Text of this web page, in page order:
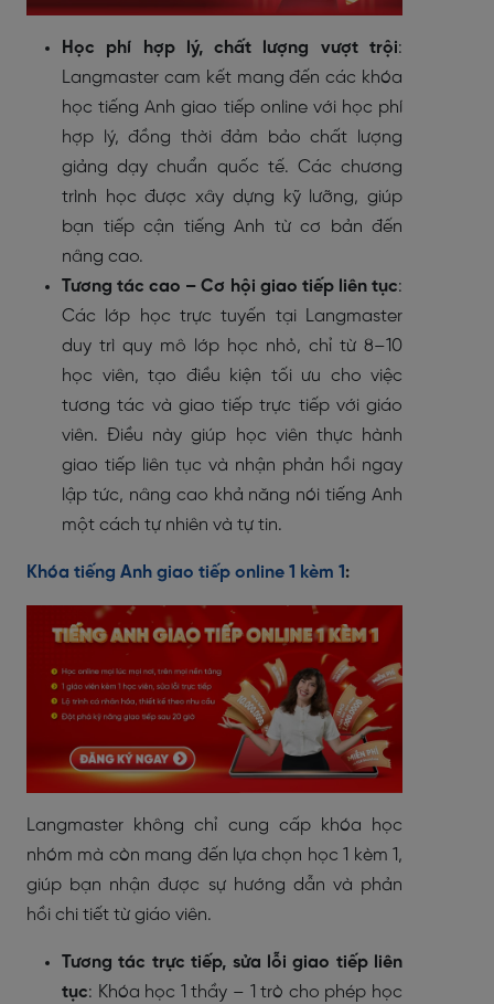
Học phí hợp lý, chất lượng vượt trội:
Langmaster cam kết mang đến các khóa
học tiếng Anh giao tiếp online với học phí
hợp lý, đồng thời đảm bảo chất lượng
giảng dạy chuẩn quốc tế. Các chương
trình học được xây dựng kỹ lưỡng, giúp
bạn tiếp cận tiếng Anh từ cơ bản đến
nâng cao.
Tương tác cao – Cơ hội giao tiếp liên tục:
Các lớp học trực tuyến tại Langmaster
duy trì quy mô lớp học nhỏ, chỉ từ 8–10
học viên, tạo điều kiện tối ưu cho việc
tương tác và giao tiếp trực tiếp với giáo
viên. Điều này giúp học viên thực hành
giao tiếp liên tục và nhận phản hồi ngay
lập tức, nâng cao khả năng nói tiếng Anh
một cách tự nhiên và tự tin.
Khóa tiếng Anh giao tiếp online 1 kèm 1 :
Langmaster không chỉ cung cấp khóa học
nhóm mà còn mang đến lựa chọn học 1 kèm 1,
giúp bạn nhận được sự hướng dẫn và phản
hồi chi tiết từ giáo viên.
Tương tác trực tiếp, sửa lỗi giao tiếp liên
tục: Khóa học 1 thầy – 1 trò cho phép học